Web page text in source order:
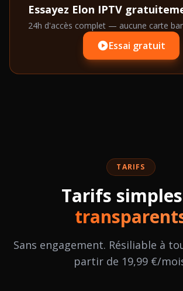
Essayez Elon IPTV
24h d'accès complet — aucune carte
Essai gratuit
TARIFS
Tarifs
Sans engagement. Résiliable à
partir de 19,99 €/